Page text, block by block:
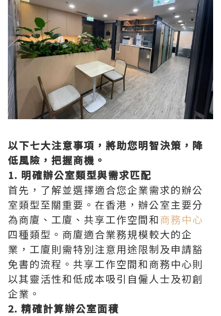
以下七大注意事項，將助您明智決策，降
低風險，把握商機。
1. 明確辦公室類型與需求匹配
首先，了解並選擇適合您企業需求的辦公
室類型至關重要。在香港，辦公室主要分
為商廈、工廈、共享工作空間和商務中心
四種類型。商廈適合業務規模較大的企
業，工廈則需特別注意用途限制及申請豁
免書的流程。共享工作空間和商務中心則
以其靈活性和低成本吸引自僱人士及初創
企業。
2. 精確計算辦公室面積